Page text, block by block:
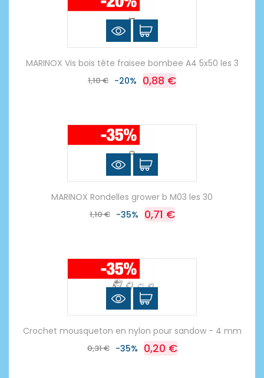
MARINOX Vis bois tête fraisee bombee A4 5x50 les 3
1,10 € -20% 0,88 €
MARINOX Rondelles grower b M03 les 30
1,10 € -35% 0,71 €
Crochet mousqueton en nylon pour sandow - 4 mm
0,31 € -35% 0,20 €